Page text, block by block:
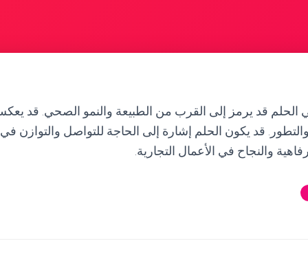
قد يرمز إلى القرب من الطبيعة والنمو الصحي. قد
قد يكون الحلم إشارة إلى الحاجة للتواصل والتوازن
والنجاح في الأعمال التجارية.